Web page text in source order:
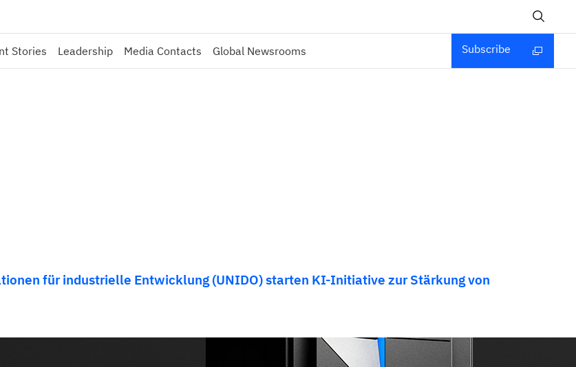
Stories Leadership Media Contacts Global Newsrooms Subscribe
für industrielle Entwicklung (UNIDO) starten KI-Initiative zur Stärkung von